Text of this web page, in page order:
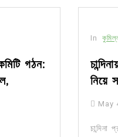
গঠন:
In
নিয়ে
May
চান্দিনা